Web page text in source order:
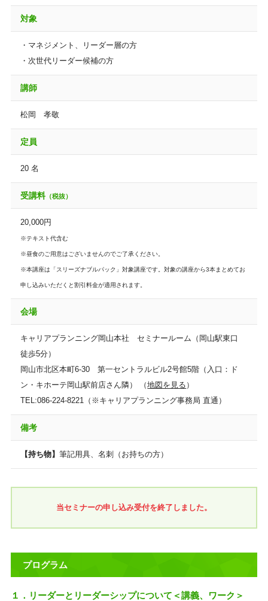
対象
・マネジメント、リーダー層の方
・次世代リーダー候補の方
講師
松岡 孝敬
定員
20 名
受講料（税抜）
20,000円
※テキスト代含む
※昼食のご用意はございませんのでご了承ください。
※本講座は「スリーズナブルパック」対象講座です。対象の講座から3本まとめてお
申し込みいただくと割引料金が適用されます。
会場
キャリアプランニング岡山本社 セミナールーム（岡山駅東口
徒歩5分）
岡山市北区本町6-30 第一セントラルビル2号館5階（入口：ド
ン・キホーテ岡山駅前店さん隣） （地図を見る ）
TEL:086-224-8221（※キャリアプランニング事務局 直通）
備考
【持ち物】筆記用具、名刺（お持ちの方）
当セミナーの申し込み受付を終了しました。
プログラム
１．リーダーとリーダーシップについて＜講義、ワーク＞